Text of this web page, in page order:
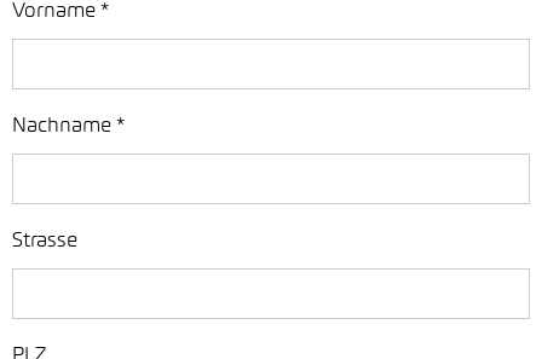
Vorname *
Nachname *
Strasse